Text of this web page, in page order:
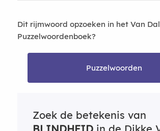
Dit rijmwoord opzoeken in het Van
Puzzelwoordenboek?
Puzzelwoorden
Zoek de betekenis van